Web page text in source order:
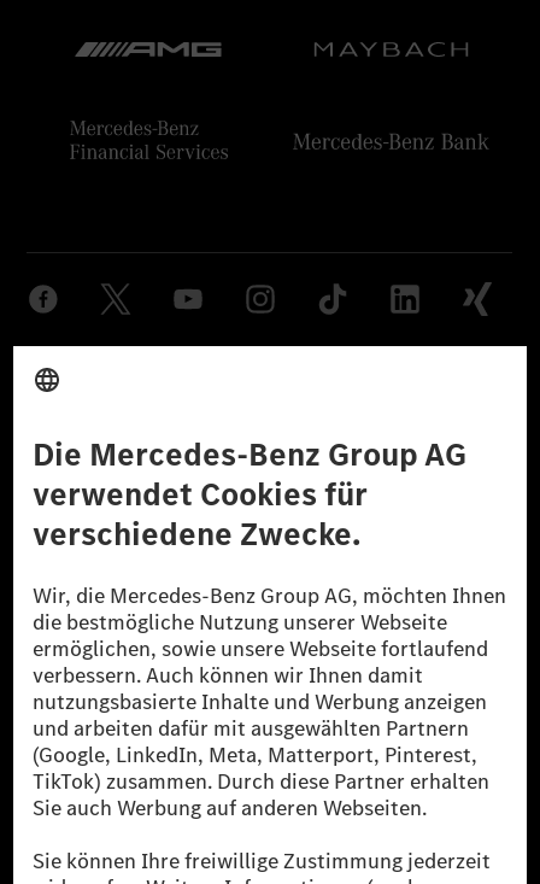
© 2026 Mercedes-Benz Group AG. Alle Rechte vorbehalten.
reduzierte CO₂-Emissionen bei der Mercedes-Benz Group durch
zertifizierte Ausgleichsprojekte kompensiert werden.
[2] Renewable Charging ist ein integraler Bestandteil von MB.CHARGE
Public in Europa, den USA, Kanada und China. Sofern an der jeweiligen
Ladestation noch kein Strom aus erneuerbaren Energien vorliegt,
verwendet Renewable Charging Grünstromzertifikate*. Diese stellen
sicher, dass für Ladevorgänge über MB.CHARGE Public eine äquivalente
Strommenge aus erneuerbaren Energien ins Stromnetz eingespeist wird.
Sie stammen ausschließlich aus Wind- und Solarkraftanlagen, die jünger
als sechs Jahre sind.
* Inkl. EKOenergy Ökolabel
* Die angegebenen Werte wurden nach dem vorgeschriebenen
Messverfahren WLTP (Worldwide harmonised Light vehicles Test